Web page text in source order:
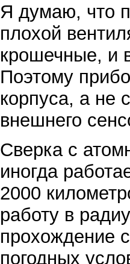
Я думаю, что
плохой
крошечные, и
Поэтому
корпуса, а не
внешнего
Сверка с
иногда
2000
работу в
прохождение
погодных